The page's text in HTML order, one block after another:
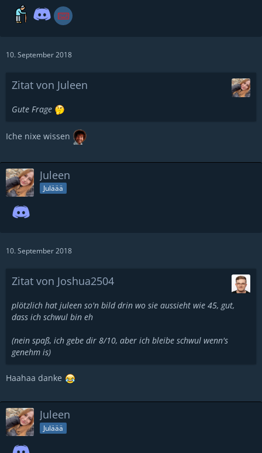
10. September 2018
Zitat von Juleen
Gute Frage
Iche nixe wissen
Juleen
Juläää
10. September 2018
Zitat von Joshua2504
plötzlich hat juleen so'n bild drin wo sie aussieht wie 45, gut,
dass ich schwul bin eh
(nein spaß, ich gebe dir 8/10, aber ich bleibe schwul wenn's
genehm is)
Haahaa danke
Juleen
Juläää